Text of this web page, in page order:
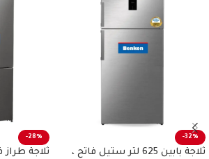
-32%
ثلاجة بابين 625 لتر ستيل فاتح ،
-28%